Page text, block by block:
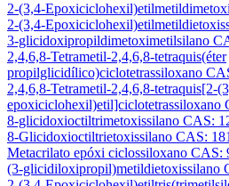
2-(3,4-
2-(3,4-
3-glicidoxipropildimetoximetilsilano
2,4,6,8-Tetrametil-2,4,6,8-tetraquis(éter
propilglicidílico)ciclotetrassiloxano
2,4,6,8-Tetrametil-2,4,6,8-tetraquis[2-
epoxiciclohexil)etil]ciclotetrassiloxano
8-glicidoxioctiltrimetoxissilano CAS:
8-Glicidoxioctiltrietoxissilano CAS:
Metacrilato epóxi ciclossiloxano CAS:
(3-glicidiloxipropil)metildietoxissilano